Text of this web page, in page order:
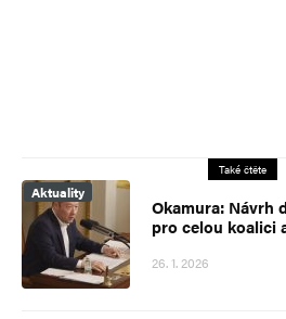
Také čtěte
Aktuality
Okamura: Návrh
pro celou koalici
26. 1. 2026